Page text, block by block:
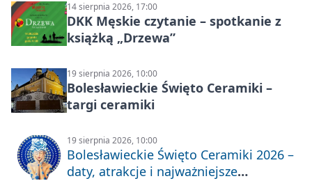
14 sierpnia 2026, 17:00
DKK Męskie czytanie – spotkanie z
książką „Drzewa”
19 sierpnia 2026, 10:00
Bolesławieckie Święto Ceramiki –
targi ceramiki
19 sierpnia 2026, 10:00
Bolesławieckie Święto Ceramiki 2026 –
daty, atrakcje i najważniejsze